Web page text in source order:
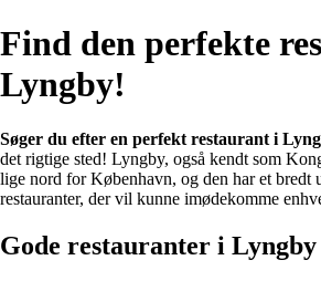
Find den perfekte
Lyngby!
Søger du efter en perfekt restaurant i
det rigtige sted! Lyngby, også kendt som
lige nord for København, og den har et bredt
restauranter, der vil kunne imødekomme
Gode restauranter i Lyngby